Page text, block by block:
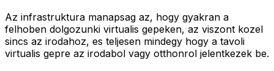
Az infrastruktura manapsag az, hogy gyakran a
felhoben dolgozunki virtualis gepeken, az viszont kozel
sincs az irodahoz, es teljesen mindegy hogy a tavoli
virtualis gepre az irodabol vagy otthonrol jelentkezek be.